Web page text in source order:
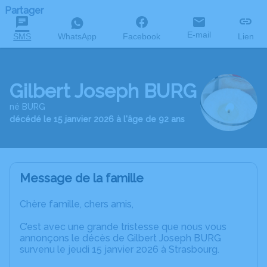
Partager
SMS WhatsApp Facebook E-mail Lien
Gilbert Joseph BURG
né BURG
décédé le 15 janvier 2026 à l'âge de 92 ans
Message de la famille
Chère famille, chers amis,
C’est avec une grande tristesse que nous vous
annonçons le décès de Gilbert Joseph BURG
survenu le jeudi 15 janvier 2026 à Strasbourg.